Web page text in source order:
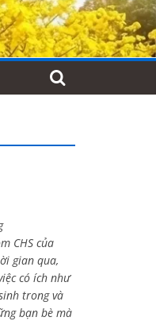
CHS của
gian qua,
có ích như
trong và
bạn bè mà